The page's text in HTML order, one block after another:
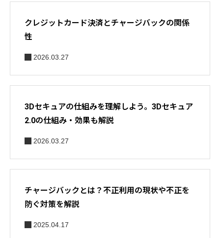
クレジットカード決済とチャージバックの関係
性
2026.03.27
3Dセキュアの仕組みを理解しよう。3Dセキュア
2.0の仕組み・効果も解説
2026.03.27
チャージバックとは？不正利用の現状や不正を
防ぐ対策を解説
2025.04.17